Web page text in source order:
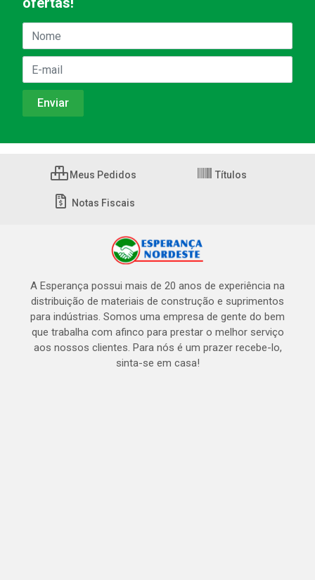
Meus Pedidos Títulos
Notas Fiscais
A Esperança possui mais de 20 anos de experiência na
distribuição de materiais de construção e suprimentos
para indústrias. Somos uma empresa de gente do bem
que trabalha com afinco para prestar o melhor serviço
aos nossos clientes. Para nós é um prazer recebe-lo,
sinta-se em casa!